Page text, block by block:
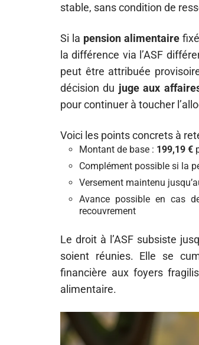
stable, sans condition de
Si la pension alimentaire
la différence via l’ASF
peut être attribuée
décision du juge aux
pour continuer à toucher
Voici les points concrets à
Montant de base : 199,19 €
Complément possible si la
Versement maintenu
Avance possible en cas
recouvrement
Le droit à l’ASF subsiste
soient réunies. Elle se
financière aux foyers
alimentaire.